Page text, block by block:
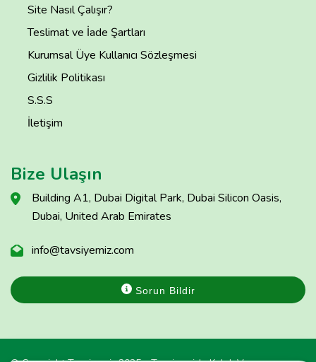
Site Nasıl Çalışır?
Teslimat ve İade Şartları
Kurumsal Üye Kullanıcı Sözleşmesi
Gizlilik Politikası
S.S.S
İletişim
Bize Ulaşın
Building A1, Dubai Digital Park, Dubai Silicon Oasis,
Dubai, United Arab Emirates
info@tavsiyemiz.com
Sorun Bildir